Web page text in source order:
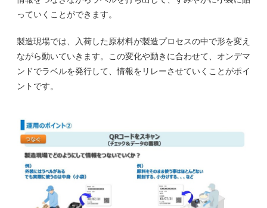
っていくことができます。
製造現場では、入荷した原材料が製造プロセスの中で形を変え
ながら動いていきます。この変化や動きに合わせて、オンデマ
ンドでラベルを発行して、情報をリレーさせていくことがポイ
ントです。